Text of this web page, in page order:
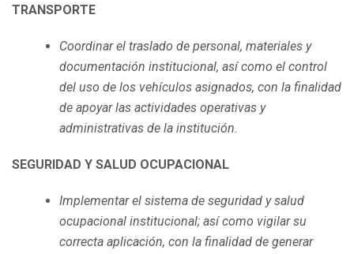
TRANSPORTE
Coordinar el traslado de personal, materiales y
documentación institucional, así como el control
del uso de los vehículos asignados, con la finalidad
de apoyar las actividades operativas y
administrativas de la institución.
SEGURIDAD Y SALUD OCUPACIONAL
Implementar el sistema de seguridad y salud
ocupacional institucional; así como vigilar su
correcta aplicación, con la finalidad de generar